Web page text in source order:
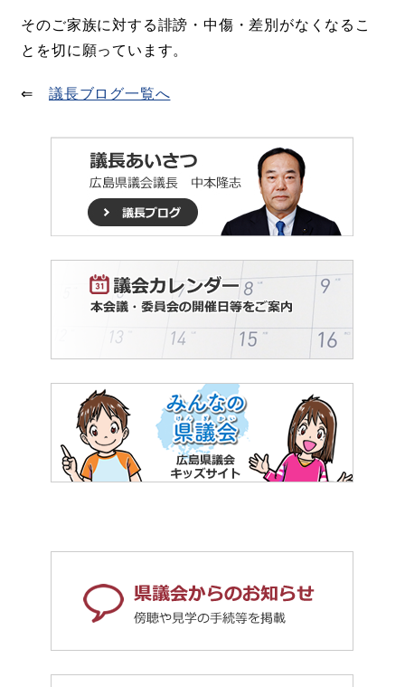
そのご家族に対する誹謗・中傷・差別がなくなるこ
とを切に願っています。
⇐議長ブログ一覧へ